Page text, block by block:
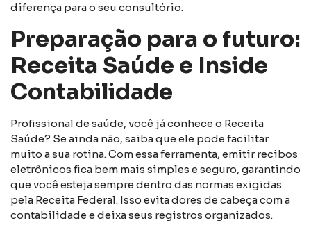
diferença para o seu consultório.
Preparação para o futuro:
Receita Saúde e Inside
Contabilidade
Profissional de saúde, você já conhece o Receita
Saúde? Se ainda não, saiba que ele pode facilitar
muito a sua rotina. Com essa ferramenta, emitir recibos
eletrônicos fica bem mais simples e seguro, garantindo
que você esteja sempre dentro das normas exigidas
pela Receita Federal. Isso evita dores de cabeça com a
contabilidade e deixa seus registros organizados.